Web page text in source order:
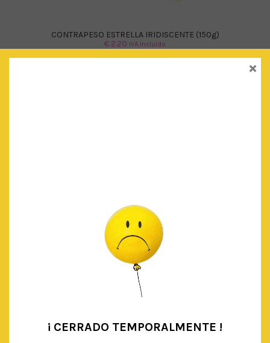
CONTRAPESO ESTRELLA IRIDISCENTE (150g)
€ 2.20 IVA Incluido
¡ CERRADO TEMPORALMENTE !
×